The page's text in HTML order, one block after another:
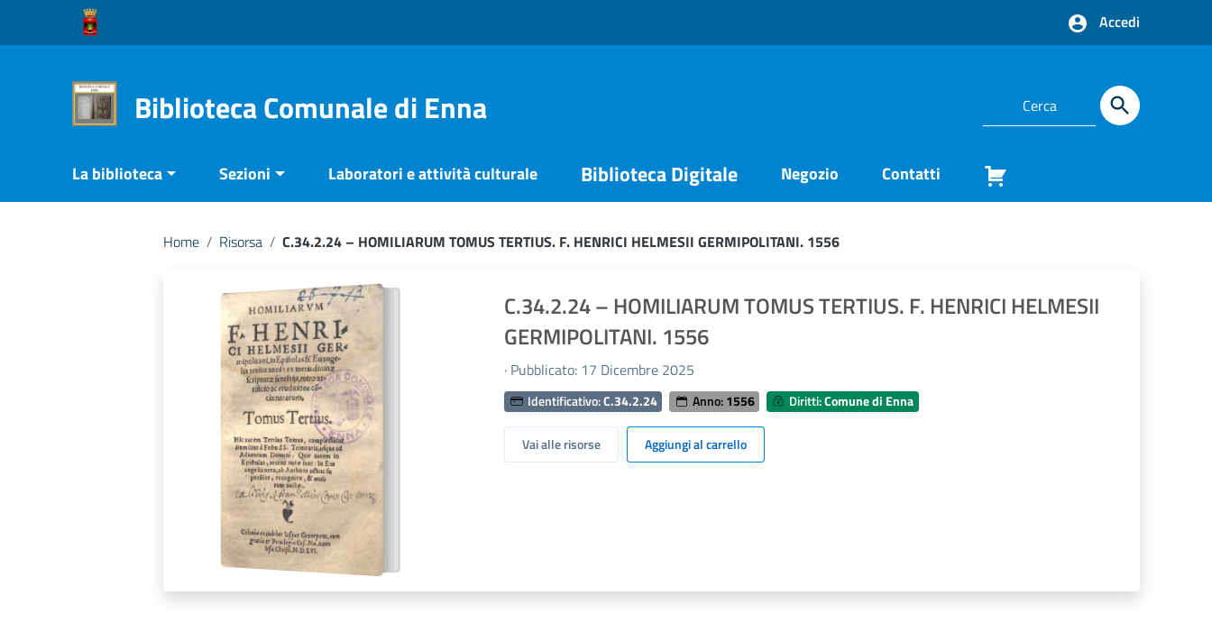
Vai ai contenuti
Vai al menu di navigazione
Accedi
Biblioteca Comunale di Enna
La biblioteca Sezioni Laboratori e attività culturale Biblioteca Digitale Negozio Contatti
Home / Risorsa / C.34.2.24 – HOMILIARUM TOMUS TERTIUS. F. HENRICI HELMESII GERMIPOLITANI. 1556
C.34.2.24 – HOMILIARUM TOMUS TERTIUS. F. HENRICI HELMESII
GERMIPOLITANI. 1556
· Pubblicato: 17 Dicembre 2025
Identificativo:C.34.2.24 Anno:1556 Diritti:Comune di Enna
Vai alle risorse Aggiungi al carrello